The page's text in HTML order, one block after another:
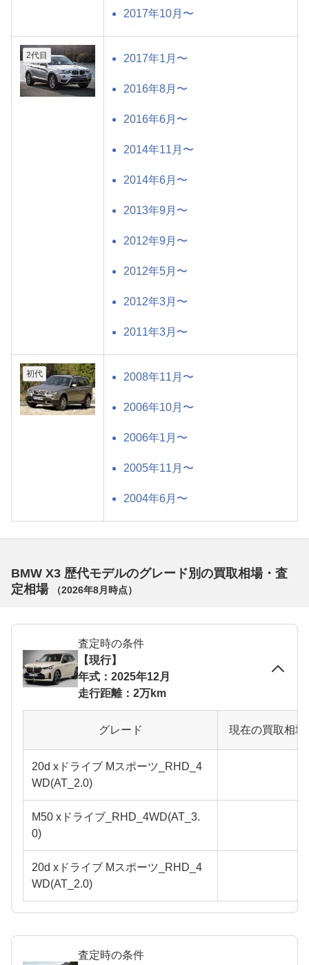
2017年10月〜
2代目 2017年1月〜
2016年8月〜
2016年6月〜
2014年11月〜
2014年6月〜
2013年9月〜
2012年9月〜
2012年5月〜
2012年3月〜
2011年3月〜
初代 2008年11月〜
2006年10月〜
2006年1月〜
2005年11月〜
2004年6月〜
BMW X3 歴代モデルのグレード別の買取相場・査
定相場
（2026年8月 時点）
査定時の条件
【現行】
年式：2025年12月
走行距離：2万km
グレード 現在の買取相
20d xドライブ Mスポーツ_RHD_4
WD(AT_2.0)
M50 xドライブ_RHD_4WD(AT_3.
0)
20d xドライブ Mスポーツ_RHD_4
WD(AT_2.0)
査定時の条件